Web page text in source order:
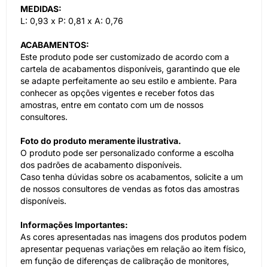
MEDIDAS:
L: 0,93 x P: 0,81 x A: 0,76
ACABAMENTOS:
Este produto pode ser customizado de acordo com a
cartela de acabamentos disponíveis, garantindo que ele
se adapte perfeitamente ao seu estilo e ambiente. Para
conhecer as opções vigentes e receber fotos das
amostras, entre em contato com um de nossos
consultores.
Foto do produto meramente ilustrativa.
O produto pode ser personalizado conforme a escolha
dos padrões de acabamento disponíveis.
Caso tenha dúvidas sobre os acabamentos, solicite a um
de nossos consultores de vendas as fotos das amostras
disponíveis.
Informações Importantes:
As cores apresentadas nas imagens dos produtos podem
apresentar pequenas variações em relação ao item físico,
em função de diferenças de calibração de monitores,